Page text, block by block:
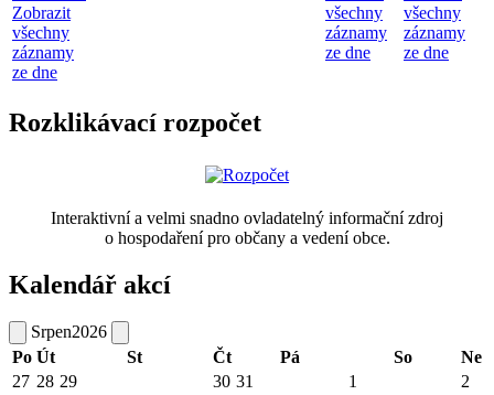
Zobrazit
všechny
záznamy
ze dne
všechny
záznamy
ze dne
všechny
záznamy
ze dne
Rozklikávací rozpočet
Interaktivní a velmi snadno ovladatelný informační zdroj
o hospodaření pro občany a vedení obce.
Kalendář akcí
Srpen2026
Po Út St Čt Pá So
Ne
27 28 29 30 31 1 2